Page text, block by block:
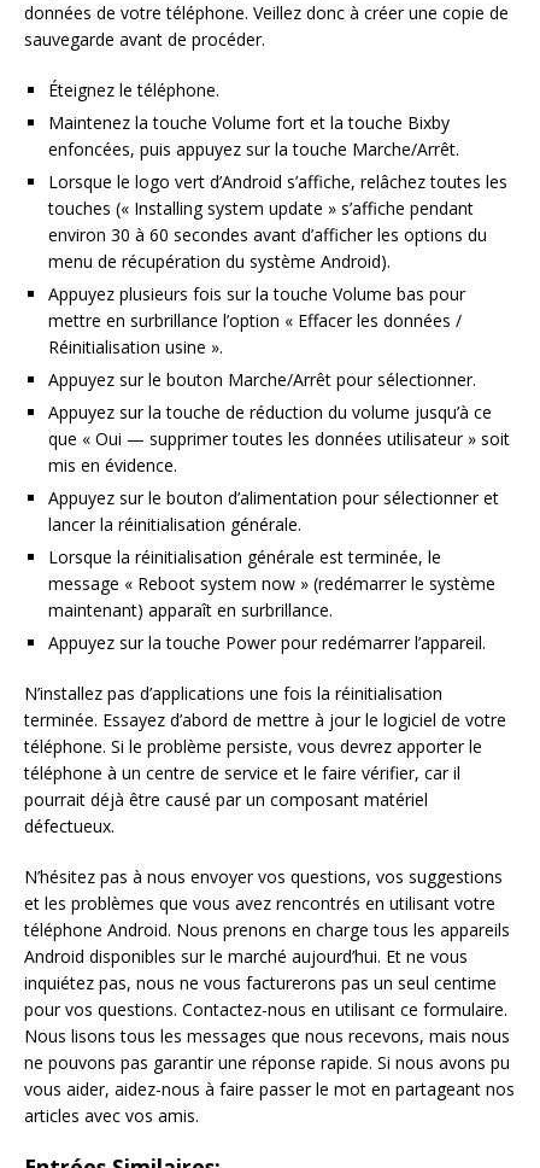
données de votre téléphone. Veillez donc à créer une copie de
sauvegarde avant de procéder.
Éteignez le téléphone.
Maintenez la touche Volume fort et la touche Bixby
enfoncées, puis appuyez sur la touche Marche/Arrêt.
Lorsque le logo vert d’Android s’affiche, relâchez toutes les
touches (« Installing system update » s’affiche pendant
environ 30 à 60 secondes avant d’afficher les options du
menu de récupération du système Android).
Appuyez plusieurs fois sur la touche Volume bas pour
mettre en surbrillance l’option « Effacer les données /
Réinitialisation usine ».
Appuyez sur le bouton Marche/Arrêt pour sélectionner.
Appuyez sur la touche de réduction du volume jusqu’à ce
que « Oui — supprimer toutes les données utilisateur » soit
mis en évidence.
Appuyez sur le bouton d’alimentation pour sélectionner et
lancer la réinitialisation générale.
Lorsque la réinitialisation générale est terminée, le
message « Reboot system now » (redémarrer le système
maintenant) apparaît en surbrillance.
Appuyez sur la touche Power pour redémarrer l’appareil.
N’installez pas d’applications une fois la réinitialisation
terminée. Essayez d’abord de mettre à jour le logiciel de votre
téléphone. Si le problème persiste, vous devrez apporter le
téléphone à un centre de service et le faire vérifier, car il
pourrait déjà être causé par un composant matériel
défectueux.
N’hésitez pas à nous envoyer vos questions, vos suggestions
et les problèmes que vous avez rencontrés en utilisant votre
téléphone Android. Nous prenons en charge tous les appareils
Android disponibles sur le marché aujourd’hui. Et ne vous
inquiétez pas, nous ne vous facturerons pas un seul centime
pour vos questions. Contactez-nous en utilisant ce formulaire.
Nous lisons tous les messages que nous recevons, mais nous
ne pouvons pas garantir une réponse rapide. Si nous avons pu
vous aider, aidez-nous à faire passer le mot en partageant nos
articles avec vos amis.